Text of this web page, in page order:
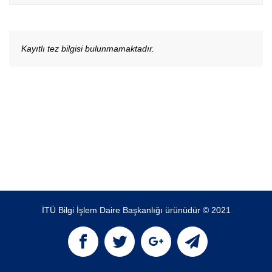
Kayıtlı tez bilgisi bulunmamaktadır.
İTÜ Bilgi İşlem Daire Başkanlığı ürünüdür © 2021